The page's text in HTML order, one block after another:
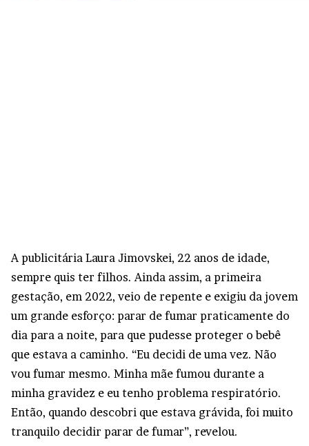
A publicitária Laura Jimovskei, 22 anos de idade,
sempre quis ter filhos. Ainda assim, a primeira
gestação, em 2022, veio de repente e exigiu da jovem
um grande esforço: parar de fumar praticamente do
dia para a noite, para que pudesse proteger o bebê
que estava a caminho. “Eu decidi de uma vez. Não
vou fumar mesmo. Minha mãe fumou durante a
minha gravidez e eu tenho problema respiratório.
Então, quando descobri que estava grávida, foi muito
tranquilo decidir parar de fumar”, revelou.